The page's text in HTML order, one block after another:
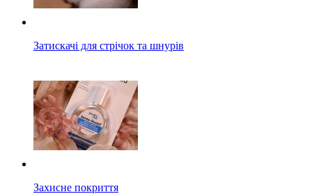
Затискачі для стрічок та шнурів
Захисне покриття